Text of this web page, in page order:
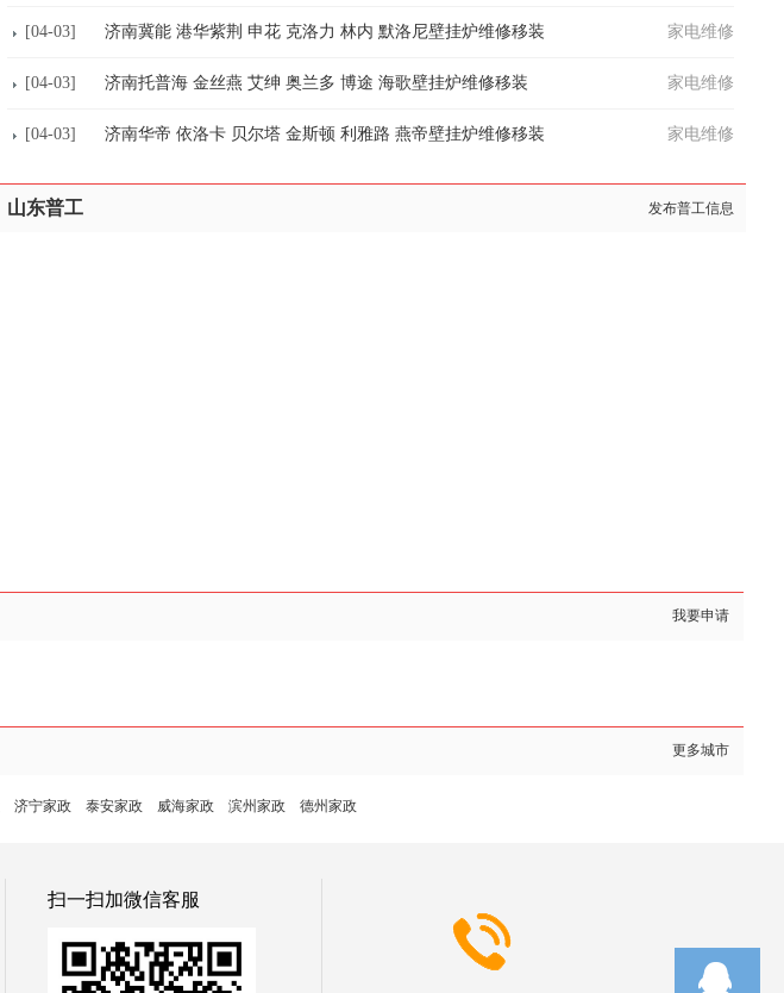
[04-03] 济南冀能 港华紫荆 申花 克洛力 林内 默洛尼壁挂炉维修移装 家电维修
[04-03] 济南托普海 金丝燕 艾绅 奥兰多 博途 海歌壁挂炉维修移装 家电维修
[04-03] 济南华帝 依洛卡 贝尔塔 金斯顿 利雅路 燕帝壁挂炉维修移装 家电维修
山东普工 发布普工信息
我要申请
更多城市
济宁家政 泰安家政 威海家政 滨州家政 德州家政
扫一扫加微信客服